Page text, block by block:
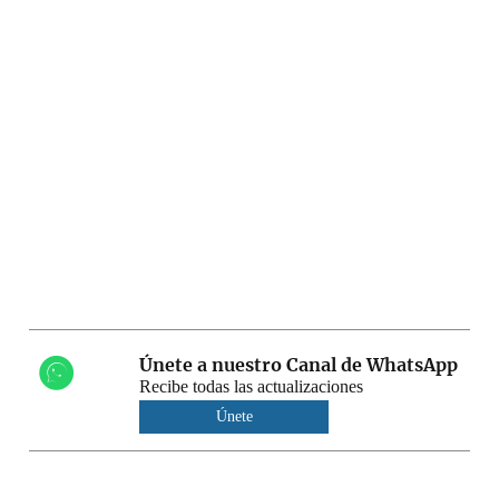
Únete a nuestro Canal de WhatsApp
Recibe todas las actualizaciones
Únete